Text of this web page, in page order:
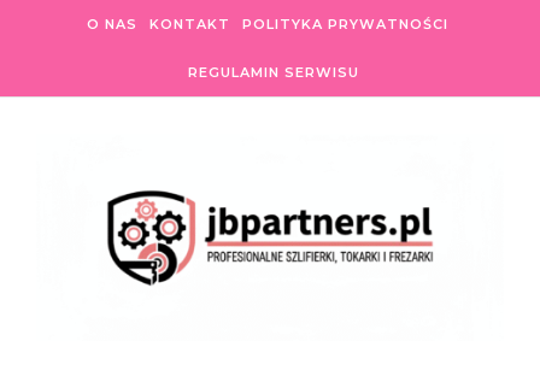
O NAS KONTAKT POLITYKA PRYWATNOŚCI
REGULAMIN SERWISU